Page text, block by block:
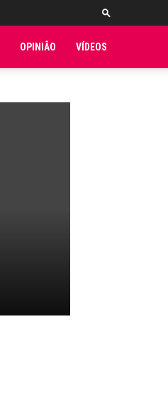
OPINIÃO VÍDEOS